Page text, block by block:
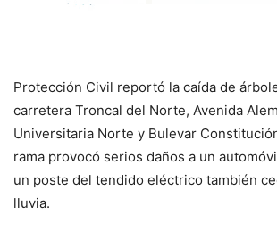
Protección Civil reportó la caída de
carretera Troncal del Norte, Avenida
Universitaria Norte y Bulevar
rama provocó serios daños a un
un poste del tendido eléctrico también
lluvia.